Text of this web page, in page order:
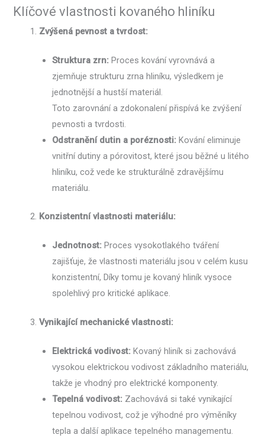
Klíčové vlastnosti kovaného hliníku
Zvýšená pevnost a tvrdost:
Struktura zrn: Proces kování vyrovnává a
zjemňuje strukturu zrna hliníku, výsledkem je
jednotnější a hustší materiál.
Toto zarovnání a zdokonalení přispívá ke zvýšení
pevnosti a tvrdosti.
Odstranění dutin a poréznosti: Kování eliminuje
vnitřní dutiny a pórovitost, které jsou běžné u litého
hliníku, což vede ke strukturálně zdravějšímu
materiálu.
Konzistentní vlastnosti materiálu:
Jednotnost: Proces vysokotlakého tváření
zajišťuje, že vlastnosti materiálu jsou v celém kusu
konzistentní, Díky tomu je kovaný hliník vysoce
spolehlivý pro kritické aplikace.
Vynikající mechanické vlastnosti:
Elektrická vodivost: Kovaný hliník si zachovává
vysokou elektrickou vodivost základního materiálu,
takže je vhodný pro elektrické komponenty.
Tepelná vodivost: Zachovává si také vynikající
tepelnou vodivost, což je výhodné pro výměníky
tepla a další aplikace tepelného managementu.